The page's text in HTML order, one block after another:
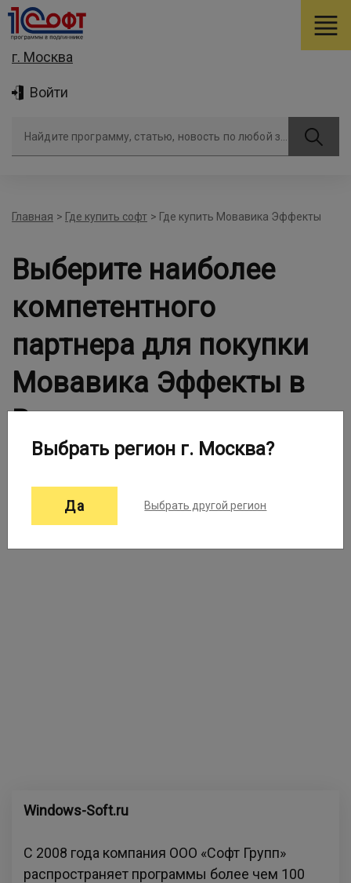
г. Москва
Войти
Главная > Где купить софт > Где купить Мовавика Эффекты
Выберите наиболее
компетентного
партнера для покупки
Мовавика Эффекты в
Вашем городе
Windows-Soft.ru
С 2008 года компания ООО «Софт Групп»
распространяет программы более чем 100
Выбрать регион г. Москва?
Да Выбрать другой регион